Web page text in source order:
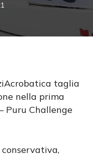
taglia
nella prima
Puru Challenge